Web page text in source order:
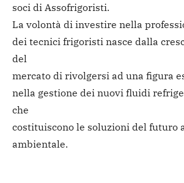
soci di Assofrigoristi.
La volontà di investire nella
dei tecnici frigoristi nasce dalla
del
mercato di rivolgersi ad una figura
nella gestione dei nuovi fluidi
che
costituiscono le soluzioni del futuro
ambientale.